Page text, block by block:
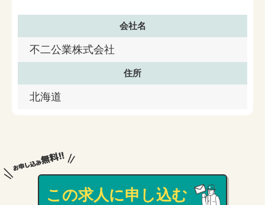
会社名
不二公業株式会社
住所
北海道
この求人に申し込む